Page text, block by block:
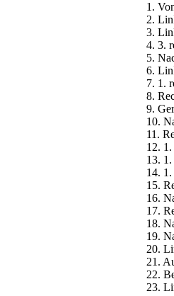
1.
2.
3.
4. 3.
5.
6.
7. 1.
8.
9.
10.
11.
12.
13.
14.
15.
16.
17.
18.
19.
20.
21.
22.
23.